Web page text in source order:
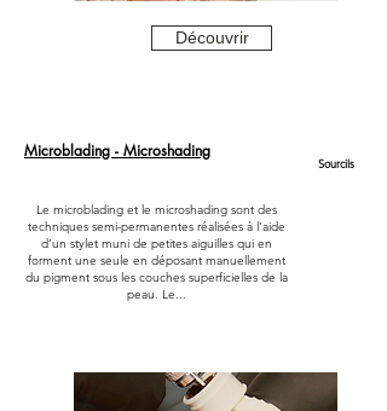
Découvrir
Microblading - Microshading
Sourcils
Le microblading et le microshading sont des
techniques semi-permanentes réalisées à l’aide
d’un stylet muni de petites aiguilles qui en
forment une seule en déposant manuellement
du pigment sous les couches superficielles de la
peau. Le...